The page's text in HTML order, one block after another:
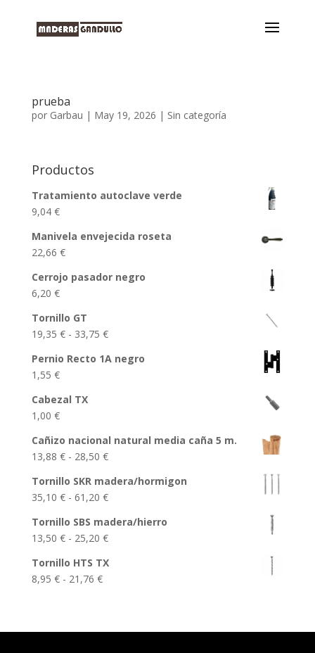
prueba
por Garbau | May 19, 2026 | Sin categoría
Productos
Tratamiento autoclave verde
9,04 €
Manivela envejecida roseta
22,66 €
Cerrojo pasador negro
6,20 €
Tornillo GT
19,35 € - 33,75 €Rango
precios:
Pernio Recto 1A negro
1,55 €
Cabezal TX
1,00 €
Cañizo nacional natural media caña 5 m.
13,88 € - 28,50 €Rango
precios:
desde
13,88 €
hasta
Tornillo SKR madera/hormigon
35,10 € - 61,20 €Rango
precios:
desde
35,10 €
Tornillo SBS madera/hierro
13,50 € - 25,20 €Rango
precios:
25,20 €
Tornillo HTS TX
8,95 € - 21,76 €Rango